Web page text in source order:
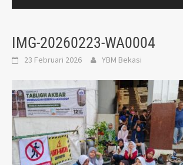
IMG-20260223-WA0004
23 Februari 2026 YBM Bekasi